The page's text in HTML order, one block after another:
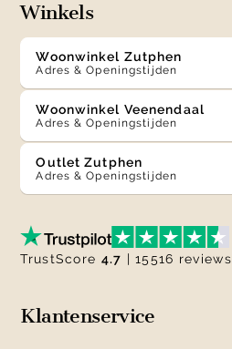
Winkels
Woonwinkel Zutphen
Adres & Openingstijden
Woonwinkel Veenendaal
Adres & Openingstijden
Outlet Zutphen
Adres & Openingstijden
Klantenservice
TrustScore 4.7 | 15516 reviews